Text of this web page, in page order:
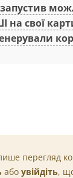
на свої
перегляд
або увійдіть,